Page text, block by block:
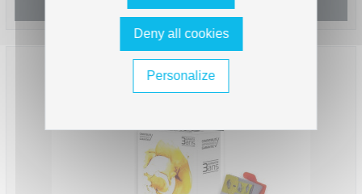
Deny all cookies
Personalize